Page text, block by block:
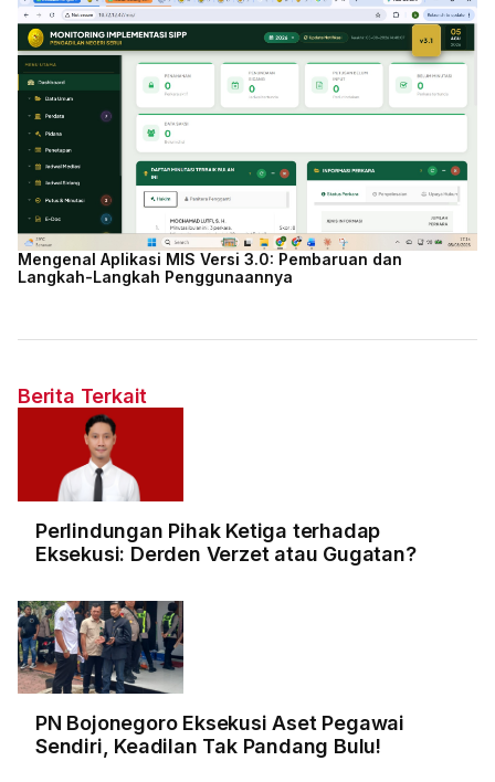
Mengenal Aplikasi MIS Versi 3.0: Pembaruan dan
Langkah-Langkah Penggunaannya
Berita Terkait
Perlindungan Pihak Ketiga terhadap
Eksekusi: Derden Verzet atau Gugatan?
PN Bojonegoro Eksekusi Aset Pegawai
Sendiri, Keadilan Tak Pandang Bulu!